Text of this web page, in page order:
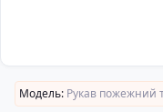
Модель: Рукав пожежний